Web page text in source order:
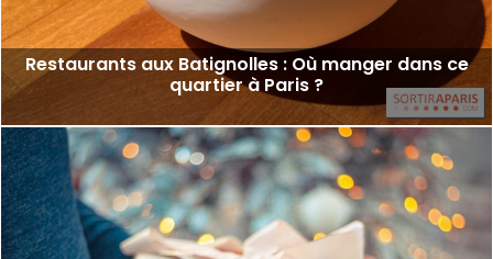
Restaurants aux Batignolles : Où manger dans ce
quartier à Paris ?